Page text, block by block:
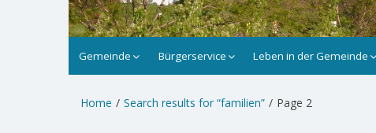
Gemeinde Bürgerservice Leben in der Gemeinde
Home Search results for “familien” Page 2